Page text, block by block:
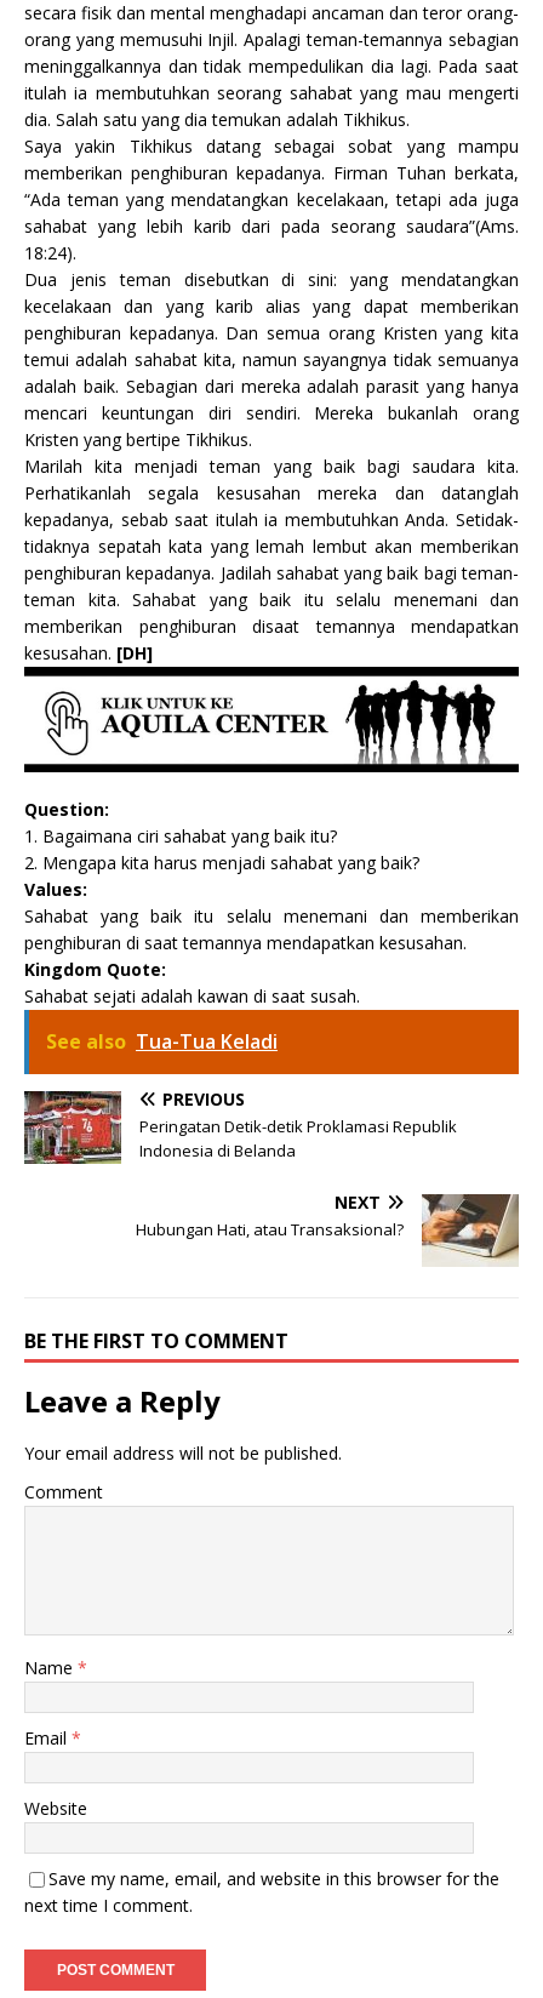
secara fisik dan mental menghadapi ancaman dan teror orang-
orang yang memusuhi Injil. Apalagi teman-temannya sebagian
meninggalkannya dan tidak mempedulikan dia lagi. Pada saat
itulah ia membutuhkan seorang sahabat yang mau mengerti
dia. Salah satu yang dia temukan adalah Tikhikus.
Saya yakin Tikhikus datang sebagai sobat yang mampu
memberikan penghiburan kepadanya. Firman Tuhan berkata,
“Ada teman yang mendatangkan kecelakaan, tetapi ada juga
sahabat yang lebih karib dari pada seorang saudara”(Ams.
18:24).
Dua jenis teman disebutkan di sini: yang mendatangkan
kecelakaan dan yang karib alias yang dapat memberikan
penghiburan kepadanya. Dan semua orang Kristen yang kita
temui adalah sahabat kita, namun sayangnya tidak semuanya
adalah baik. Sebagian dari mereka adalah parasit yang hanya
mencari keuntungan diri sendiri. Mereka bukanlah orang
Kristen yang bertipe Tikhikus.
Marilah kita menjadi teman yang baik bagi saudara kita.
Perhatikanlah segala kesusahan mereka dan datanglah
kepadanya, sebab saat itulah ia membutuhkan Anda. Setidak-
tidaknya sepatah kata yang lemah lembut akan memberikan
penghiburan kepadanya. Jadilah sahabat yang baik bagi teman-
teman kita. Sahabat yang baik itu selalu menemani dan
memberikan penghiburan disaat temannya mendapatkan
kesusahan. [DH]
Question:
1. Bagaimana ciri sahabat yang baik itu?
2. Mengapa kita harus menjadi sahabat yang baik?
Values:
Sahabat yang baik itu selalu menemani dan memberikan
penghiburan di saat temannya mendapatkan kesusahan.
Kingdom Quote:
Sahabat sejati adalah kawan di saat susah.
See also Tua-Tua Keladi
PREVIOUS
Peringatan Detik-detik Proklamasi Republik
Indonesia di Belanda
NEXT
Hubungan Hati, atau Transaksional?
BE THE FIRST TO COMMENT
Leave a Reply
Your email address will not be published.
Comment
Name *
Email *
Website
Save my name, email, and website in this browser for the
next time I comment.